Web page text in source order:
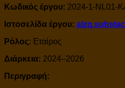
Κωδικός έργου: 2024-1-NL01-
Ιστοσελίδα έργου:
Ρόλος: Εταίρος
Διάρκεια: 2024–2026
Περιγραφή: